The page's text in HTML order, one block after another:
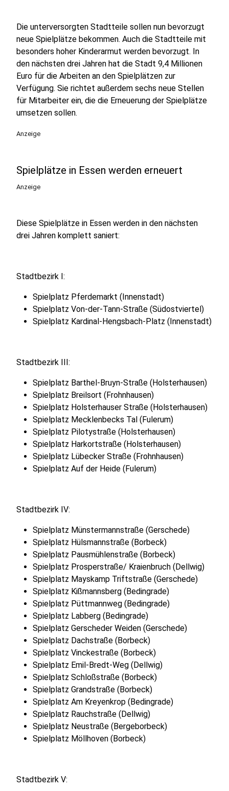
Die unterversorgten Stadtteile sollen nun bevorzugt
neue Spielplätze bekommen. Auch die Stadtteile mit
besonders hoher Kinderarmut werden bevorzugt. In
den nächsten drei Jahren hat die Stadt 9,4 Millionen
Euro für die Arbeiten an den Spielplätzen zur
Verfügung. Sie richtet außerdem sechs neue Stellen
für Mitarbeiter ein, die die Erneuerung der Spielplätze
umsetzen sollen.
Anzeige
Spielplätze in Essen werden erneuert
Anzeige
Diese Spielplätze in Essen werden in den nächsten
drei Jahren komplett saniert:
Stadtbezirk I:
Spielplatz Pferdemarkt (Innenstadt)
Spielplatz Von-der-Tann-Straße (Südostviertel)
Spielplatz Kardinal-Hengsbach-Platz (Innenstadt)
Stadtbezirk III:
Spielplatz Barthel-Bruyn-Straße (Holsterhausen)
Spielplatz Breilsort (Frohnhausen)
Spielplatz Holsterhauser Straße (Holsterhausen)
Spielplatz Mecklenbecks Tal (Fulerum)
Spielplatz Pilotystraße (Holsterhausen)
Spielplatz Harkortstraße (Holsterhausen)
Spielplatz Lübecker Straße (Frohnhausen)
Spielplatz Auf der Heide (Fulerum)
Stadtbezirk IV:
Spielplatz Münstermannstraße (Gerschede)
Spielplatz Hülsmannstraße (Borbeck)
Spielplatz Pausmühlenstraße (Borbeck)
Spielplatz Prosperstraße/ Kraienbruch (Dellwig)
Spielplatz Mayskamp Triftstraße (Gerschede)
Spielplatz Kißmannsberg (Bedingrade)
Spielplatz Püttmannweg (Bedingrade)
Spielplatz Labberg (Bedingrade)
Spielplatz Gerscheder Weiden (Gerschede)
Spielplatz Dachstraße (Borbeck)
Spielplatz Vinckestraße (Borbeck)
Spielplatz Emil-Bredt-Weg (Dellwig)
Spielplatz Schloßstraße (Borbeck)
Spielplatz Grandstraße (Borbeck)
Spielplatz Am Kreyenkrop (Bedingrade)
Spielplatz Rauchstraße (Dellwig)
Spielplatz Neustraße (Bergeborbeck)
Spielplatz Möllhoven (Borbeck)
Stadtbezirk V: